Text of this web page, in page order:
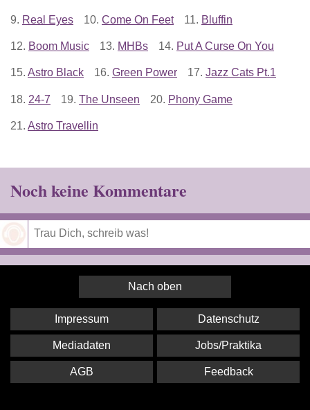
9. Real Eyes 10. Come On Feet 11. Bluffin
12. Boom Music 13. MHBs 14. Put A Curse On You
15. Astro Black 16. Green Power 17. Jazz Cats Pt.1
18. 24-7 19. The Unseen 20. Phony Game
21. Astro Travellin
Noch keine Kommentare
Nach oben
Impressum Datenschutz
Mediadaten Jobs/Praktika
AGB Feedback